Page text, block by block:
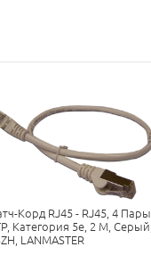
Корд RJ45 - RJ45, 4 Пары,
Категория 5е, 2 М, Серый,
LANMASTER